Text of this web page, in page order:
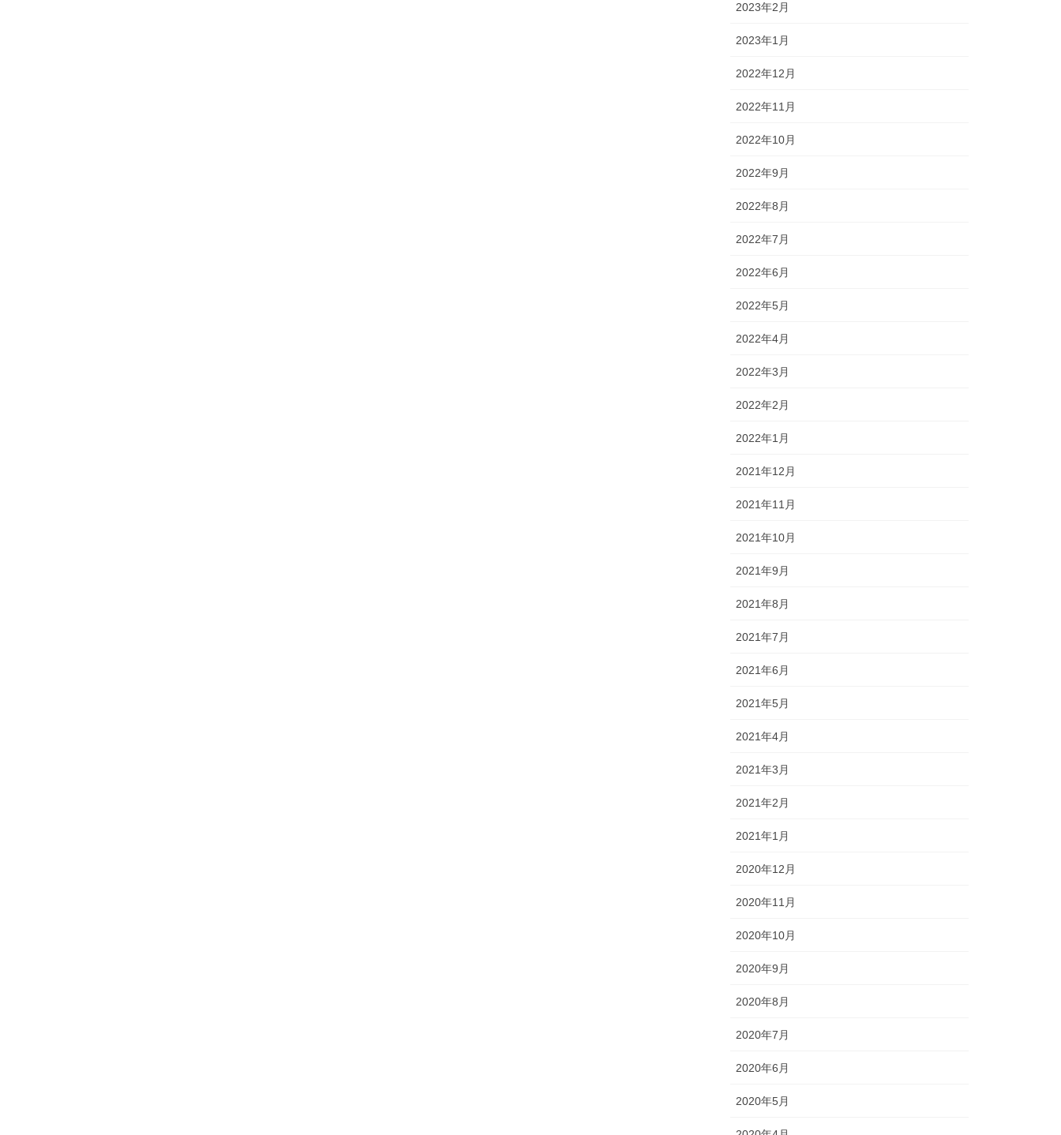
2023年2月
2023年1月
2022年12月
2022年11月
2022年10月
2022年9月
2022年8月
2022年7月
2022年6月
2022年5月
2022年4月
2022年3月
2022年2月
2022年1月
2021年12月
2021年11月
2021年10月
2021年9月
2021年8月
2021年7月
2021年6月
2021年5月
2021年4月
2021年3月
2021年2月
2021年1月
2020年12月
2020年11月
2020年10月
2020年9月
2020年8月
2020年7月
2020年6月
2020年5月